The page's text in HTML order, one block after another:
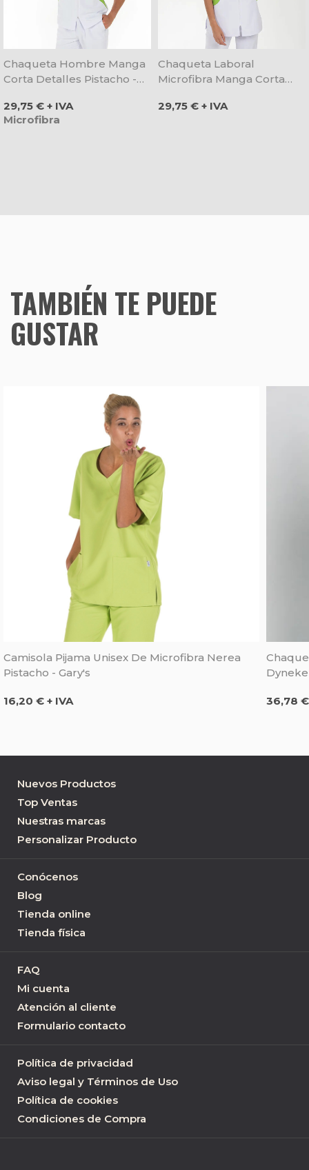
Chaqueta Hombre Manga
Corta Detalles Pistacho -
Precio
29,75 € + IVA
Microfibra
Chaqueta Laboral
Microfibra Manga Corta
Dyneke
Precio
29,75 € + IVA
TAMBIÉN TE PUEDE
GUSTAR
Camisola Pijama Unisex De Microfibra Nerea
Pistacho - Gary's
Precio
16,20 € + IVA
Dyneke
Precio
36,78 €
Nuevos Productos
Top Ventas
Nuestras marcas
Personalizar Producto
Conócenos
Blog
Tienda online
Tienda física
FAQ
Mi cuenta
Atención al cliente
Formulario contacto
Política de privacidad
Aviso legal y Términos de Uso
Política de cookies
Condiciones de Compra